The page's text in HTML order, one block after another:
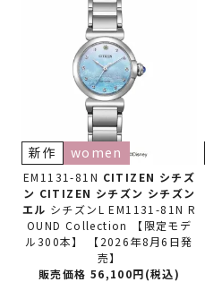
EM1131-81N CITIZEN シチズ
ン CITIZEN シチズン シチズン
エル シチズンL EM1131-81N R
OUND Collection 【限定モデ
ル300本】 【2026年8月6日発
売】
新作 women
販売価格 56,100円(税込)